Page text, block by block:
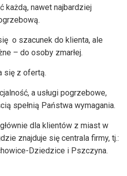
każdą, nawet najbardziej
o szacunek do klienta, ale
– do osoby zmarłej.
się z ofertą.
a usługi pogrzebowe,
spełnią Państwa wymagania.
dla klientów z miast w
znajduje się centrala firmy, tj.:
Dziedzice i Pszczyna.